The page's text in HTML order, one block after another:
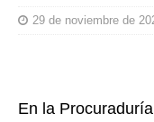
29 de noviembre de
En la